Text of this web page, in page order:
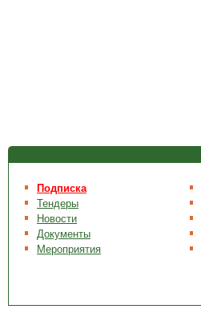
Подписка
Тендеры
Новости
Документы
Мероприятия